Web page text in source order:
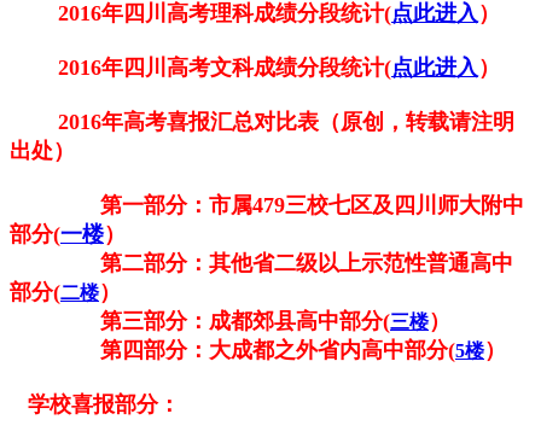
2016年四川高考理科成绩分段统计(点此进入）
2016年四川高考文科成绩分段统计(点此进入）
2016年高考喜报汇总对比表（原创，转载请注明
出处）
第一部分：市属479三校七区及四川师大附中
部分(一楼）
第二部分：其他省二级以上示范性普通高中
部分(二楼）
第三部分：成都郊县高中部分(三楼）
第四部分：大成都之外省内高中部分(5楼）
学校喜报部分：